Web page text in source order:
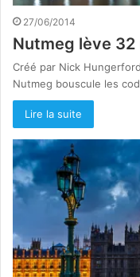
27/06/2014
Nutmeg lève
Créé par Nick
Nutmeg bouscule les
Lire la suite